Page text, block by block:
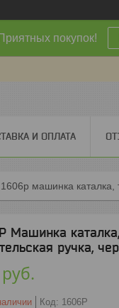
покупок!
И ОПЛАТА
Машинка
ручка,
руб.
Код: 1606P